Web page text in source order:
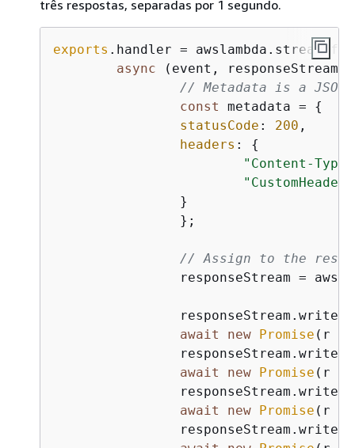
três respostas, separadas por 1 segundo.
exports .handler =
async (event,
// Metadata is a
const
metadata = {
statusCode : 200 ,
headers : {
"Content-Type"
"CustomHeader"
// Assign to the
		responseStream.write(
await
new Promise ( r
		responseStream.write(
await
new Promise ( r
		responseStream.write(
await
new Promise ( r
		responseStream.write(